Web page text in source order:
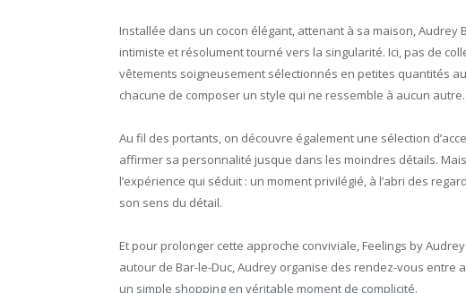
Installée dans un cocon élégant, attenant à sa maison, Audrey
intimiste et résolument tourné vers la singularité. Ici, pas de
vêtements soigneusement sélectionnés en petites quantités
chacune de composer un style qui ne ressemble à aucun autre.
Au fil des portants, on découvre également une sélection
affirmer sa personnalité jusque dans les moindres détails.
l’expérience qui séduit : un moment privilégié, à l’abri des
son sens du détail.
Et pour prolonger cette approche conviviale, Feelings by
autour de Bar-le-Duc, Audrey organise des rendez-vous
un simple shopping en véritable moment de complicité.